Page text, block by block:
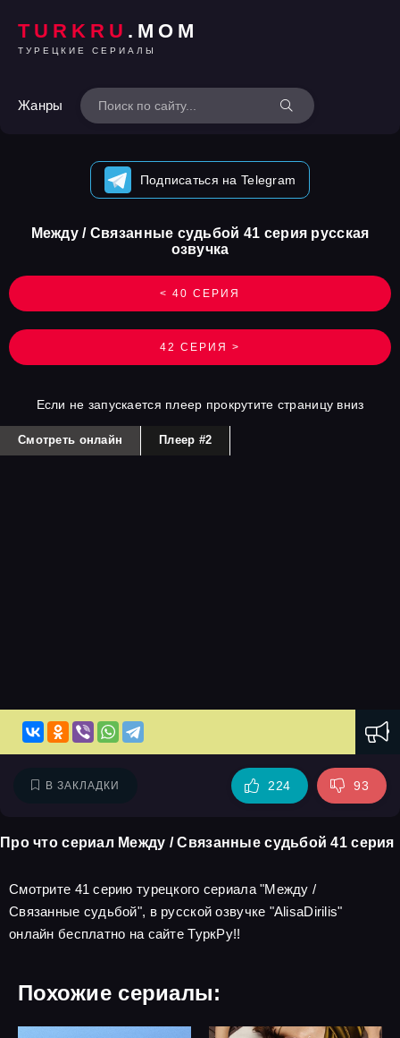
TURKRU .MOM
ТУРЕЦКИЕ СЕРИАЛЫ
Жанры
Подписаться на Telegram
< 40 СЕРИЯ
Между / Связанные судьбой 41 серия русская
озвучка
42 СЕРИЯ >
Если не запускается плеер прокрутите страницу вниз
Смотреть онлайн Плеер #2
В ЗАКЛАДКИ 224 93
Про что сериал Между / Связанные судьбой 41 серия
Смотрите 41 серию турецкого сериала "Между /
Связанные судьбой", в русской озвучке "AlisaDirilis"
онлайн бесплатно на сайте ТуркРу!!
Похожие сериалы: